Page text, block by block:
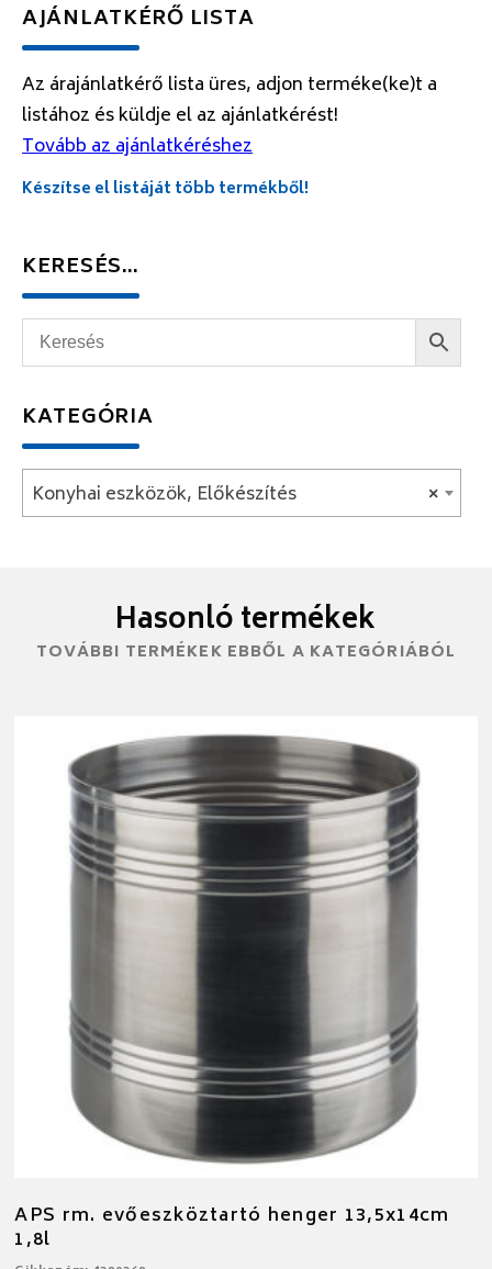
AJÁNLATKÉRŐ LISTA
Az árajánlatkérő lista üres, adjon terméke(ke)t a
listához és küldje el az ajánlatkérést!
Tovább az ajánlatkéréshez
Készítse el listáját több termékből!
KERESÉS…
KATEGÓRIA
×
Konyhai eszközök, Előkészítés
Hasonló termékek
TOVÁBBI TERMÉKEK EBBŐL A KATEGÓRIÁBÓL
APS rm. evőeszköztartó henger 13,5x14cm
1,8l